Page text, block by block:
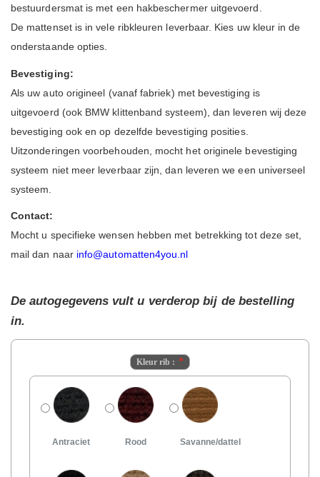
bestuurdersmat is met een hakbeschermer uitgevoerd.
De mattenset is in vele ribkleuren leverbaar. Kies uw kleur in de
onderstaande opties.
Bevestiging:
Als uw auto origineel (vanaf fabriek) met bevestiging is
uitgevoerd (ook BMW klittenband systeem), dan leveren wij deze
bevestiging ook en op dezelfde bevestiging posities.
Uitzonderingen voorbehouden, mocht het originele bevestiging
systeem niet meer leverbaar zijn, dan leveren we een universeel
systeem.
Contact:
Mocht u specifieke wensen hebben met betrekking tot deze set,
mail dan naar info@automatten4you.nl
De autogegevens vult u verderop bij de bestelling
in.
Kleur rib :
Antraciet Rood Savanne/dattel